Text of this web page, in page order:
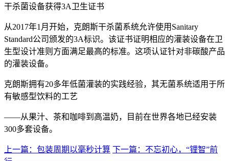
干杀菌设备获得3A卫生证书
从2017年1月开始，克朗斯干杀菌系统允许使用Sanitary
Standard公司颁发的3A标识。该证书证明相应的灌装设备在卫
生型设计准则方面满足最高的标准。这项认证针对非碳酸产品
的灌装设备。
克朗斯拥有20多年低菌灌装的实践经验，其无菌系统适用于所
有敏感型饮料的工艺
——从果汁、茶和咖啡到高温奶，目前在世界各地已经安装
300多套设备。
上一篇：包装周期以毫秒计算 下一篇：不忘初心，“锂智”前